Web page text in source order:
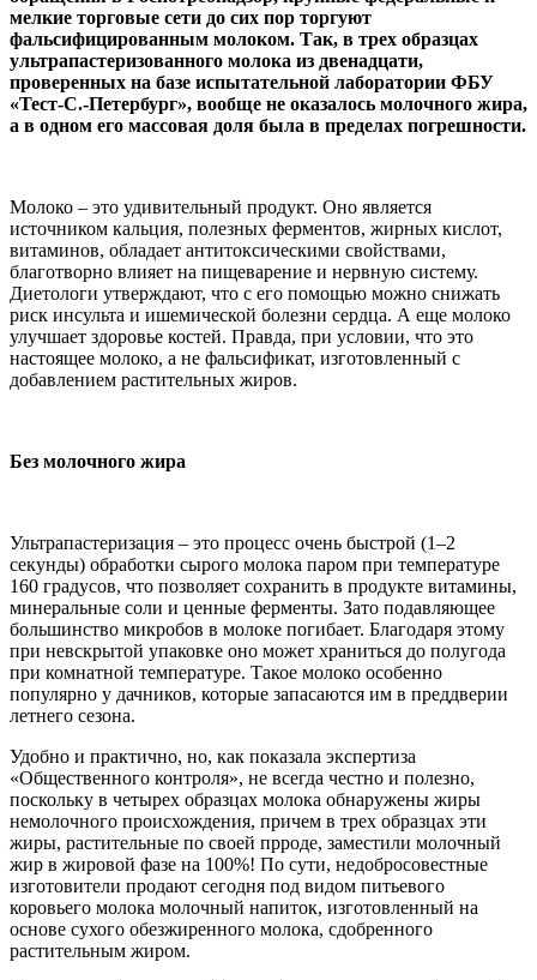
мелкие торговые сети до сих пор торгуют
фальсифицированным молоком. Так, в трех образцах
ультрапастеризованного молока из двенадцати,
проверенных на базе испытательной лаборатории ФБУ
«Тест-С.-Петербург», вообще не оказалось молочного жира,
а в одном его массовая доля была в пределах погрешности.
Молоко – это удивительный продукт. Оно является
источником кальция, полезных ферментов, жирных кислот,
витаминов, обладает антитоксическими свойствами,
благотворно влияет на пищеварение и нервную систему.
Диетологи утверждают, что с его помощью можно снижать
риск инсульта и ишемической болезни сердца. А еще молоко
улучшает здоровье костей. Правда, при условии, что это
настоящее молоко, а не фальсификат, изготовленный с
добавлением растительных жиров.
Без молочного жира
Ультрапастеризация – это процесс очень быстрой (1–2
секунды) обработки сырого молока паром при температуре
160 градусов, что позволяет сохранить в продукте витамины,
минеральные соли и ценные ферменты. Зато подавляющее
большинство микробов в молоке погибает. Благодаря этому
при невскрытой упаковке оно может храниться до полугода
при комнатной температуре. Такое молоко особенно
популярно у дачников, которые запасаются им в преддверии
летнего сезона.
Удобно и практично, но, как показала экспертиза
«Общественного контроля», не всегда честно и полезно,
поскольку в четырех образцах молока обнаружены жиры
немолочного происхождения, причем в трех образцах эти
жиры, растительные по своей прроде, заместили молочный
жир в жировой фазе на 100%! По сути, недобросовестные
изготовители продают сегодня под видом питьевого
коровьего молока молочный напиток, изготовленный на
основе сухого обезжиренного молока, сдобренного
растительным жиром.